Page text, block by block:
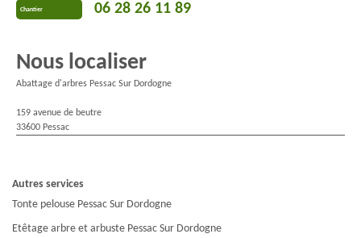
Chantier 06 28 26 11 89
Nous localiser
Abattage d'arbres Pessac Sur Dordogne
159 avenue de beutre
33600 Pessac
Autres services
Tonte pelouse Pessac Sur Dordogne
Etêtage arbre et arbuste Pessac Sur Dordogne